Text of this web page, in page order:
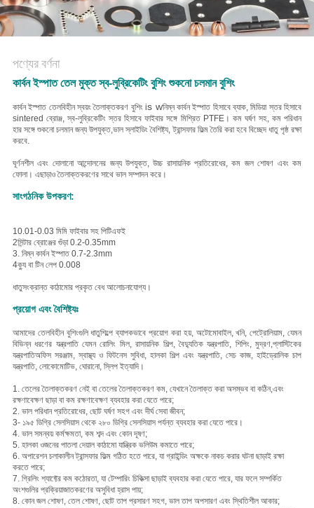
পণ্যের বর্ণনা
কার্বন ইস্পাত তেল মুক্ত স্ব-লুব্রিকেটিং বুশিং শুকনো চলমান বুশিং
কার্বন ইস্পাত তেলবিহীন স্বয়ং তৈলাক্তকরণ বুশিং is wনিম্ন কার্বন ইস্পাত হিসাবে ব্যাক, মিডিয়া স্তর হিসাবে
sintered ব্রোঞ্জ, স্ব-লুব্রিকেটিং স্তর হিসাবে ফাইবার সঙ্গে মিশ্রিত PTFE। কম ঘর্ষণ সহ, কম পরিধান
হার সঙ্গে শুকনো চলমান জন্য উপযুক্ত,ভাল স্লাইডিং বৈশিষ্ট্য, ট্রান্সফার ফিল্ম তৈরি করা হবে বিচ্ছেদ ধাতু পৃষ্ঠ রক্ষা
করবে.
ঘূর্ণনশীল এবং দোলানো আন্দোলনের জন্য উপযুক্ত, উচ্চ রাসায়নিক প্রতিরোধের, কম জল শোষণ এবং কম
ফোলা। এছাড়াও তৈলাক্তকরণের সাথে ভাল সম্পাদন করে।
সাংগঠনিক উপকরণ:
10.01-0.03 মিমি ফাইবার সহ পিটিএফই
2সিন্টার ব্রোঞ্জের গুঁড়া 0.2-0.35mm
3. নিম্ন কার্বন ইস্পাত 0.7-2.3mm
4ক্যু বা টিন লেপ 0.008
ধাতুসংক্রান্ত কাঠামোর প্রকৃত বেধ আলোচনাযোগ্য।
প্রয়োগ এবং বৈশিষ্ট্যঃ
আমাদের তেলবিহীন বুশিংগুলি ধাতুশিল্পে ব্যাপকভাবে প্রয়োগ করা হয়, অটোমোবাইল, খনি, পেট্রোলিয়াম, যেমন
বিভিন্ন ধরণের যন্ত্রপাতি যেমন রোলিং মিল, রাসায়নিক শিল্প, বৈদ্যুতিক যন্ত্রপাতি, শিপিং, মুদ্রণ,প্লাস্টিকের
যন্ত্রপাতিঅফিস সরঞ্জাম, স্বাস্থ্য ও ফিটনেস সুবিধা, হালকা শিল্প এবং যন্ত্রপাতি, সেচ কাজ, হাইড্রোলিক চাপ
যন্ত্রপাতি, লোকোমোটিভ, ঘোরানো, স্লিপ ইত্যাদি।
1. তেলের তৈলাক্তকরণ নেই বা তেলের তৈলাক্তকরণ কম, যেখানে তৈলাক্ত করা অসম্ভব বা কঠিন,এবং
রক্ষণাবেক্ষণ ছাড়া বা কম রক্ষণাবেক্ষণ ব্যবহার করা যেতে পারে;
2. ভাল পরিধান প্রতিরোধের, ছোট ঘর্ষণ সহগ এবং দীর্ঘ সেবা জীবন;
3- ১৯৫ ডিগ্রি সেলসিয়াস থেকে ২৮০ ডিগ্রি সেলসিয়াস পর্যন্ত ব্যবহার করা যেতে পারে।
4. ভাল সমন্বয় কর্মক্ষমতা, কম শব্দ এবং কোন দূষণ;
5. হালকা ওজনের পাতলা দেয়াল কাঠামো যান্ত্রিক ভলিউম কমাতে পারে;
6. অপারেশন চলাকালীন ট্রান্সফার ফিল্ম গঠিত হতে পারে, যা গ্রাইন্ডিং অক্ষকে নাকচ করার ঘটনা ছাড়াই রক্ষা
করতে পারে;
7. গ্রিলিং শ্যাফ্টের কম কঠোরতা, যা টেম্পারিং চিকিত্সা ছাড়াই ব্যবহার করা যেতে পারে, যার ফলে সম্পর্কিত
অংশগুলির প্রক্রিয়াজাতকরণের অসুবিধা হ্রাস পায়;
8. কোন জল শোষণ, তেল শোষণ, ছোট তাপ প্রসারণ সহগ, ভাল তাপ অপসারণ এবং স্থিতিশীল আকার;